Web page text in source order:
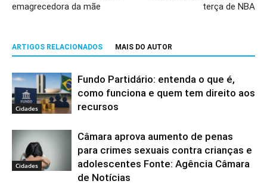
emagrecedora da mãe
terça de NBA
ARTIGOS RELACIONADOS MAIS DO AUTOR
Cidades
Fundo Partidário: entenda o que é,
como funciona e quem tem direito aos
recursos
Cidades
Câmara aprova aumento de penas
para crimes sexuais contra crianças e
adolescentes Fonte: Agência Câmara
de Notícias